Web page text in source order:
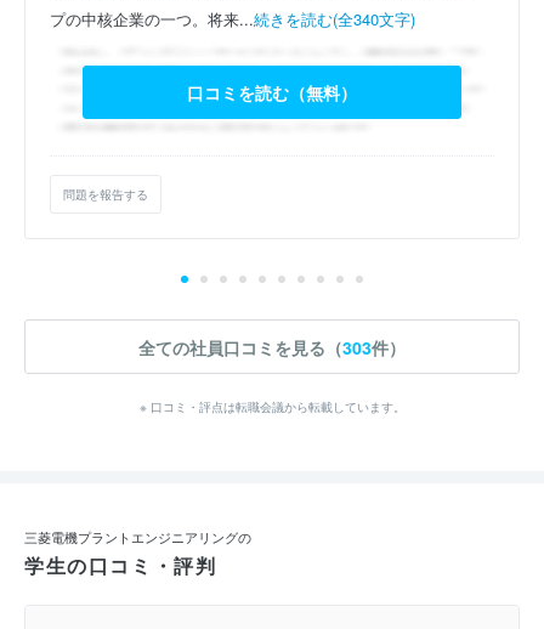
プの中核企業の一つ。将来...続きを読む(全340文字)
口コミを読む（無料）
問題を報告する
全ての社員口コミを見る（303件）
※ 口コミ・評点は転職会議から転載しています。
三菱電機プラントエンジニアリングの
学生の口コミ・評判